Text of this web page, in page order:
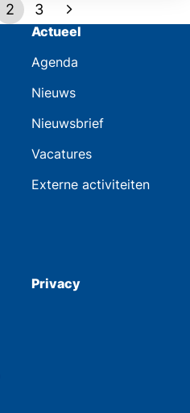
2 3
Actueel
Agenda
Nieuws
Nieuwsbrief
Vacatures
Externe activiteiten
Privacy